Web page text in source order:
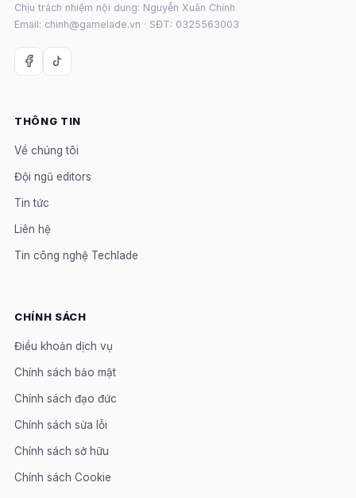
Chịu trách nhiệm nội dung: Nguyễn Xuân Chính
Email: chinh@gamelade.vn · SĐT: 0325563003
THÔNG TIN
Về chúng tôi
Đội ngũ editors
Tin tức
Liên hệ
Tin công nghệ Techlade
CHÍNH SÁCH
Điều khoản dịch vụ
Chính sách bảo mật
Chính sách đạo đức
Chính sách sửa lỗi
Chính sách sở hữu
Chính sách Cookie